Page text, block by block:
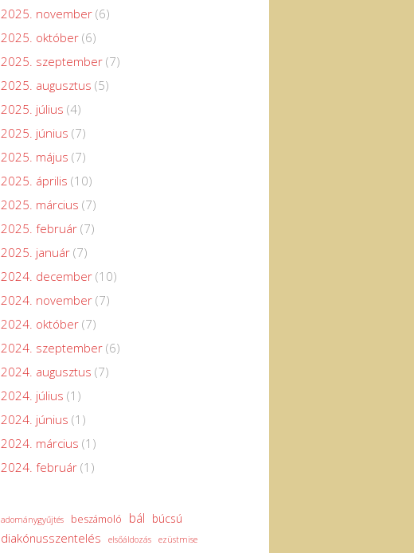
2025. november (6)
2025. október (6)
2025. szeptember (7)
2025. augusztus (5)
2025. július (4)
2025. június (7)
2025. május (7)
2025. április (10)
2025. március (7)
2025. február (7)
2025. január (7)
2024. december (10)
2024. november (7)
2024. október (7)
2024. szeptember (6)
2024. augusztus (7)
2024. július (1)
2024. június (1)
2024. március (1)
2024. február (1)
adománygyűjtés beszámoló bál búcsú
diakónusszentelés elsőáldozás ezüstmise